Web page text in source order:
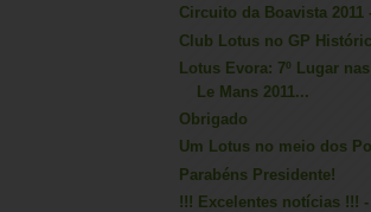
Circuito da Boavista 2011
Club Lotus no GP
Lotus Evora: 7º Lugar
Le Mans 2011...
Obrigado
Um Lotus no meio dos
Parabéns Presidente!
!!! Excelentes notícias !!! -